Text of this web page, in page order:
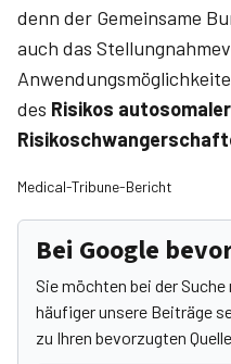
denn der Gemeinsame
auch das
des Risikos
Medical-Tribune-Bericht
Bei Google
Sie möchten bei der
häufiger unsere Beiträge
zu Ihren bevorzugten